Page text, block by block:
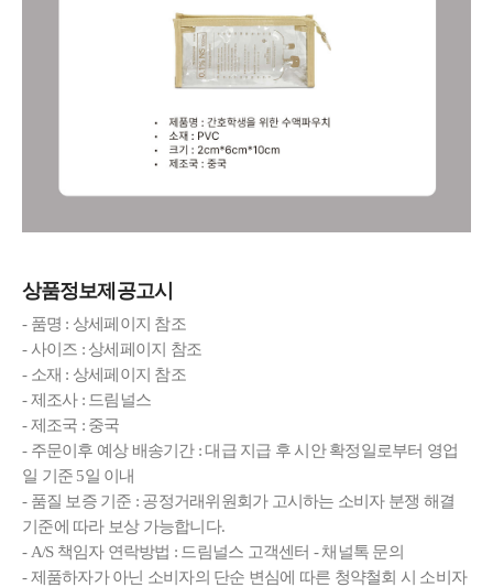
상품정보제공고시
- 품명 : 상세페이지 참조
- 사이즈 : 상세페이지 참조
- 소재 : 상세페이지 참조
- 제조사 : 드림널스
- 제조국 : 중국
- 주문이후 예상 배송기간 : 대급 지급 후 시안 확정일로부터 영업
일 기준 5일 이내
- 품질 보증 기준 : 공정거래위원회가 고시하는 소비자 분쟁 해결
기준에 따라 보상 가능합니다.
- A/S 책임자 연락방법 : 드림널스 고객센터 - 채널톡 문의
- 제품하자가 아닌 소비자의 단순 변심에 따른 청약철회 시 소비자